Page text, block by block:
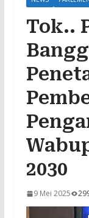
Tok..
2030
9 Mei 2025